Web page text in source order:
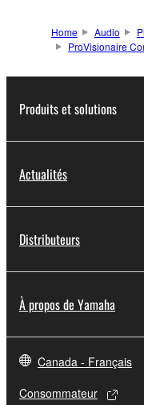
Home Audio
ProVisionaire
Produits et solutions
Actualités
Distributeurs
À propos de Yamaha
Canada - Français
Consommateur